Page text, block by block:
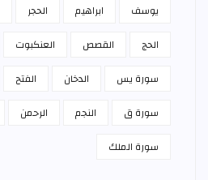
يوسف
ابراهيم الحجر
الحج
القصص العنكبوت
سورة يس
الدخان الفتح
سورة ق
النجم الرحمن
سورة الملك